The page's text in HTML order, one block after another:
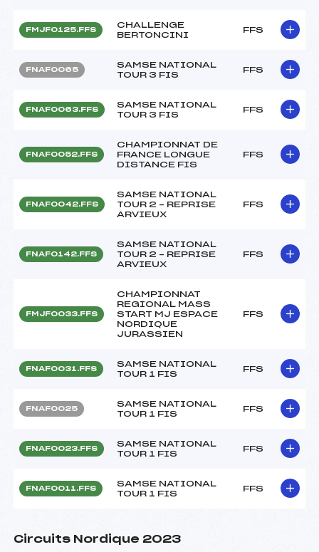
FMJF0125.FFS
CHALLENGE
BERTONCINI
FFS
FNAF0065
SAMSE NATIONAL
TOUR 3 FIS
FFS
FNAF0063.FFS
SAMSE NATIONAL
TOUR 3 FIS
FFS
FNAF0052.FFS
CHAMPIONNAT DE
FRANCE LONGUE
DISTANCE FIS
FFS
FNAF0042.FFS
SAMSE NATIONAL
TOUR 2 – REPRISE
ARVIEUX
FFS
FNAF0142.FFS
SAMSE NATIONAL
TOUR 2 – REPRISE
ARVIEUX
FFS
FMJF0033.FFS
CHAMPIONNAT
REGIONAL MASS
START MJ ESPACE
NORDIQUE
JURASSIEN
FFS
FNAF0031.FFS
SAMSE NATIONAL
TOUR 1 FIS
FFS
FNAF0025
SAMSE NATIONAL
TOUR 1 FIS
FFS
FNAF0023.FFS
SAMSE NATIONAL
TOUR 1 FIS
FFS
FNAF0011.FFS
SAMSE NATIONAL
TOUR 1 FIS
FFS
Circuits Nordique 2023